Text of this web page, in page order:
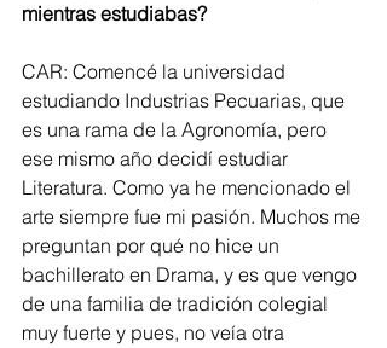
mientras estudiabas?
CAR: Comencé la universidad
estudiando Industrias Pecuarias, que
es una rama de la Agronomía, pero
ese mismo año decidí estudiar
Literatura. Como ya he mencionado el
arte siempre fue mi pasión. Muchos me
preguntan por qué no hice un
bachillerato en Drama, y es que vengo
de una familia de tradición colegial
muy fuerte y pues, no veía otra